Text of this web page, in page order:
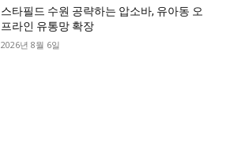
스타필드 수원 공략하는 압소바, 유아동 오
프라인 유통망 확장
2026년 8월 6일